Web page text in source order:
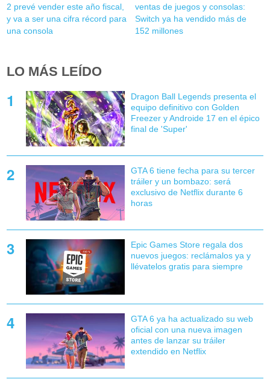
2 prevé vender este año fiscal,
y va a ser una cifra récord para
una consola
ventas de juegos y consolas:
Switch ya ha vendido más de
152 millones
LO MÁS LEÍDO
Dragon Ball Legends presenta el
equipo definitivo con Golden
Freezer y Androide 17 en el épico
final de 'Super'
GTA 6 tiene fecha para su tercer
tráiler y un bombazo: será
exclusivo de Netflix durante 6
horas
Epic Games Store regala dos
nuevos juegos: reclámalos ya y
llévatelos gratis para siempre
GTA 6 ya ha actualizado su web
oficial con una nueva imagen
antes de lanzar su tráiler
extendido en Netflix